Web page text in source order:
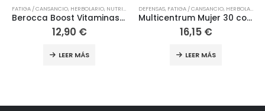
,VITAMINAS
DEFENSAS,FATIGA / CANSANCIO ,HERBOLARIO ,NUTRICIÓN,VITAMINAS
16,15
LEER MÁS
DEFENSAS,HERBOLARIO,NUTRICIÓN, VITAMINAS
12,50
LEER MÁS